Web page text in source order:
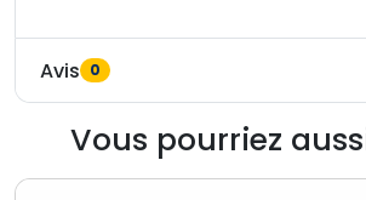
Avis 0
Vous pourriez